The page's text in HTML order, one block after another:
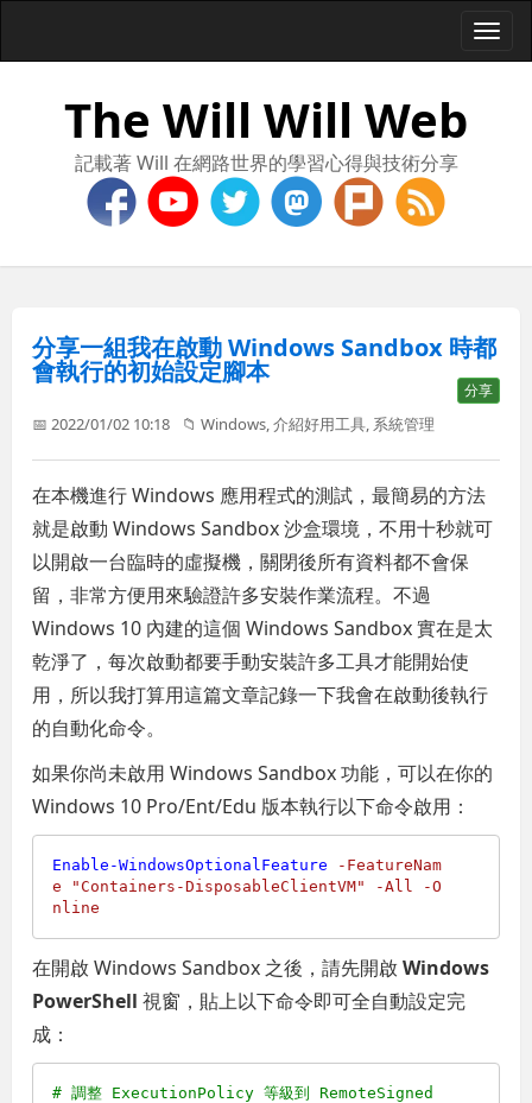
The Will Will Web
記載著 Will 在網路世界的學習心得與技術分享
分享一組我在啟動 Windows Sandbox 時都
會執行的初始設定腳本
分享
📅 2022/01/02 10:18 📁Windows ,介紹好用工具 系統管理
在本機進行 Windows 應用程式的測試，最簡易的方法
就是啟動 Windows Sandbox 沙盒環境，不用十秒就可
以開啟一台臨時的虛擬機，關閉後所有資料都不會保
留，非常方便用來驗證許多安裝作業流程。不過
Windows 10 內建的這個 Windows Sandbox 實在是太
乾淨了，每次啟動都要手動安裝許多工具才能開始使
用，所以我打算用這篇文章記錄一下我會在啟動後執行
的自動化命令。
如果你尚未啟用 Windows Sandbox 功能，可以在你的
Windows 10 Pro/Ent/Edu 版本執行以下命令啟用：
Enable-WindowsOptionalFeature
-FeatureNam
e
"Containers-DisposableClientVM" -All
-O
nline
在開啟 Windows Sandbox 之後，請先開啟Windows
PowerShell 視窗，貼上以下命令即可全自動設定完
成：
# 調整 ExecutionPolicy 等級到 RemoteSigned